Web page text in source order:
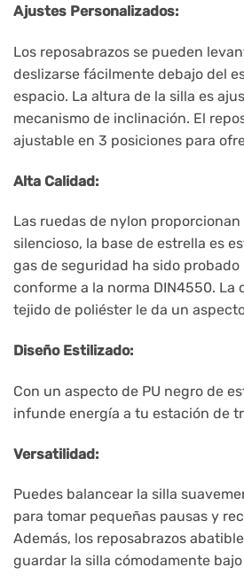
Ajustes Personalizados:
Los reposabrazos se pueden
deslizarse fácilmente debajo del
espacio. La altura de la silla es
mecanismo de inclinación. El
ajustable en 3 posiciones para
Alta Calidad:
Las ruedas de nylon
silencioso, la base de estrella es
gas de seguridad ha sido probado
conforme a la norma DIN4550. La
tejido de poliéster le da un
Diseño Estilizado:
Con un aspecto de PU negro de
infunde energía a tu estación de
Versatilidad:
Puedes balancear la silla
para tomar pequeñas pausas y
Además, los reposabrazos
guardar la silla cómodamente